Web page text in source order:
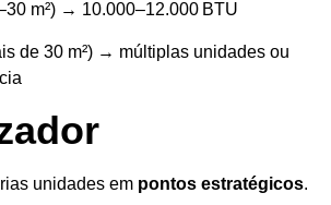
m²) → 10.000–12.000 BTU
de 30 m²) → múltiplas unidades ou
unidades em pontos estratégicos.